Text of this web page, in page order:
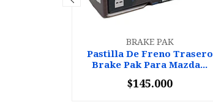
BRAKE PAK
Pastilla De Freno Trasero
Brake Pak Para Mazda...
+
$145.000